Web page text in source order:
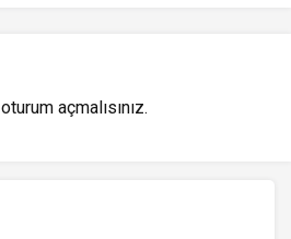
oturum açmalısınız.